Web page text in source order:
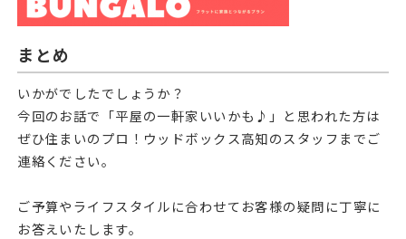
まとめ
いかがでしたでしょうか？
今回のお話で「平屋の一軒家いいかも♪」と思われた方は
ぜひ住まいのプロ！ウッドボックス高知のスタッフまでご
連絡ください。
ご予算やライフスタイルに合わせてお客様の疑問に丁寧に
お答えいたします。